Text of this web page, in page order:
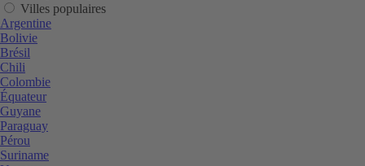
Villes populaires
Argentine
Bolivie
Brésil
Chili
Colombie
Équateur
Guyane
Paraguay
Pérou
Suriname